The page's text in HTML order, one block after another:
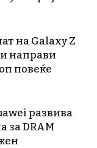
на Galaxy Z
направи
повеќе
развива
за DRAM